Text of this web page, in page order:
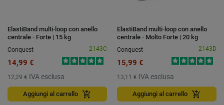
ElastiBand multi-loop con anello
centrale - Forte | 15 kg
Conquest
2143C
14,99 €
12,29 € IVA esclusa
Aggiungi al carrello add_shopping_cart
ElastiBand multi-loop con anello
centrale - Molto Forte | 20 kg
Conquest
2143D
15,99 €
13,11 € IVA esclusa
Aggiungi al carrello add_shopping_cart